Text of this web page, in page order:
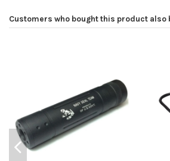
Customers who bought this product also